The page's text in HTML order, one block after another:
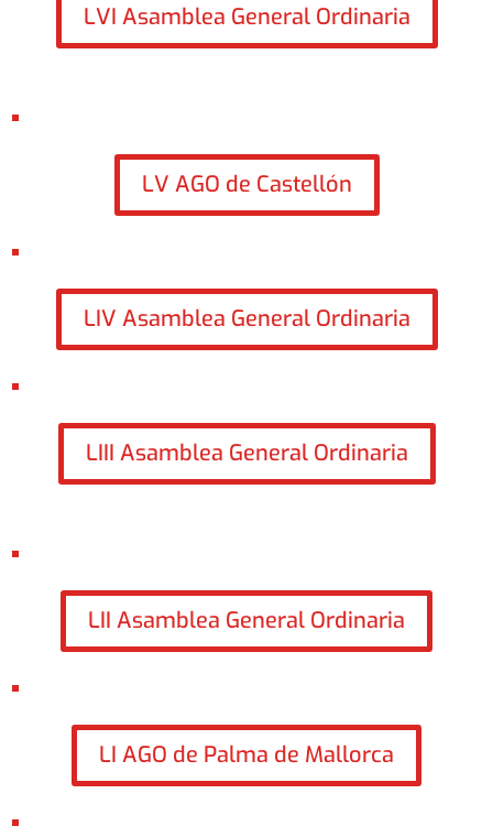
LVI Asamblea General Ordinaria
LV AGO de Castellón
LIV Asamblea General Ordinaria
LIII Asamblea General Ordinaria
LII Asamblea General Ordinaria
LI AGO de Palma de Mallorca